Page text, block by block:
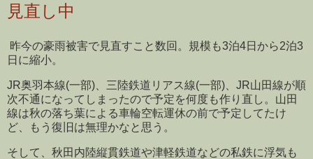
見直し中
昨今の豪雨被害で見直すこと数回。規模も3泊4日から2泊3
日に縮小。
JR奥羽本線(一部)、三陸鉄道リアス線(一部)、JR山田線が順
次不通になってしまったので予定を何度も作り直し。山田
線は秋の落ち葉による車輪空転運休の前で予定してたけ
ど、もう復旧は無理かなと思う。
そして、秋田内陸縦貫鉄道や津軽鉄道などの私鉄に浮気も